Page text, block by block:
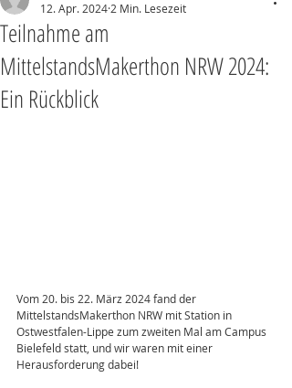
Teilnahme am
MittelstandsMakerthon NRW 2024:
Ein Rückblick
12. Apr. 2024 2 Min. Lesezeit
Vom 20. bis 22. März 2024 fand der
MittelstandsMakerthon NRW mit Station in
Ostwestfalen-Lippe zum zweiten Mal am Campus
Bielefeld statt, und wir waren mit einer
Herausforderung dabei!